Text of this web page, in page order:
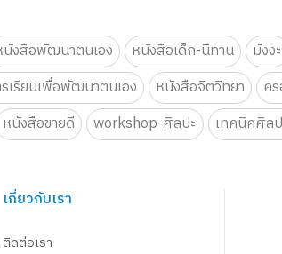
งสือพัฒนาตนเอง หนังสือเด็ก-นิทาน มังงะ
เรียนเพื่อพัฒนาตนเอง หนังสือจิตวิทยา ค
หนังสือขายดี workshop-ศิลปะ เทคนิคศิล
เกี่ยวกับเรา
ติดต่อเรา